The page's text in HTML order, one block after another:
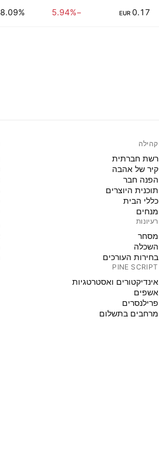
0.17
EUR
−5.94%
8.09%
קהילה
רשת חברתית
קיר של אהבה
הפנה חבר
תוכנית היוצרים
כללי הבית
מנחים
רעיונות
מסחר
השכלה
בחירות העורכים
PINE SCRIPT
אינדיקטורים ואסטרטגיות
אשפים
פרילנסרים
מרחבים בתשלום